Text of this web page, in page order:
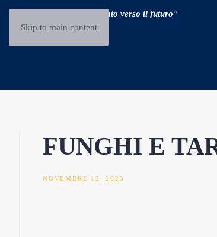
Skip to main content
"Guidare il passato verso il futuro"
FUNGHI E
NOVEMBRE 12, 2023